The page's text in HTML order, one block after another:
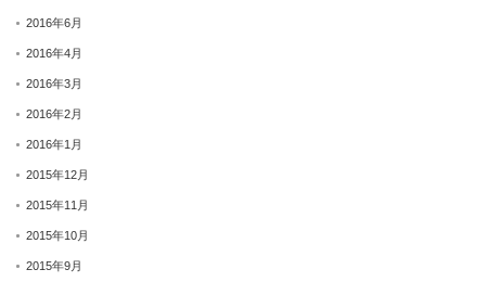
2016年6月
2016年4月
2016年3月
2016年2月
2016年1月
2015年12月
2015年11月
2015年10月
2015年9月